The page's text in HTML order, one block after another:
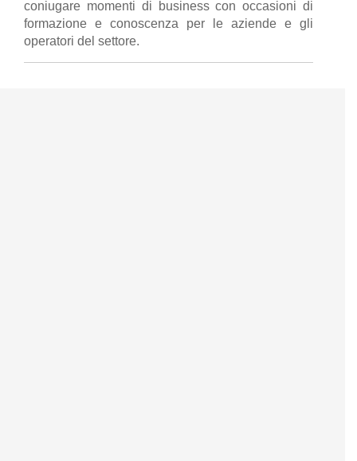
coniugare momenti di business con occasioni di
formazione e conoscenza per le aziende e gli
operatori del settore.